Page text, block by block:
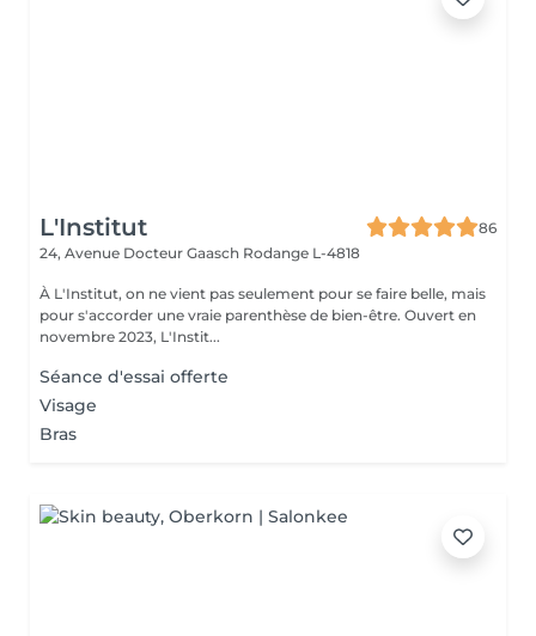
L'Institut
86
24, Avenue Docteur Gaasch Rodange L-4818
À L'Institut, on ne vient pas seulement pour se faire belle, mais
pour s'accorder une vraie parenthèse de bien-être. Ouvert en
novembre 2023, L'Instit...
Séance d'essai offerte
Visage
Bras